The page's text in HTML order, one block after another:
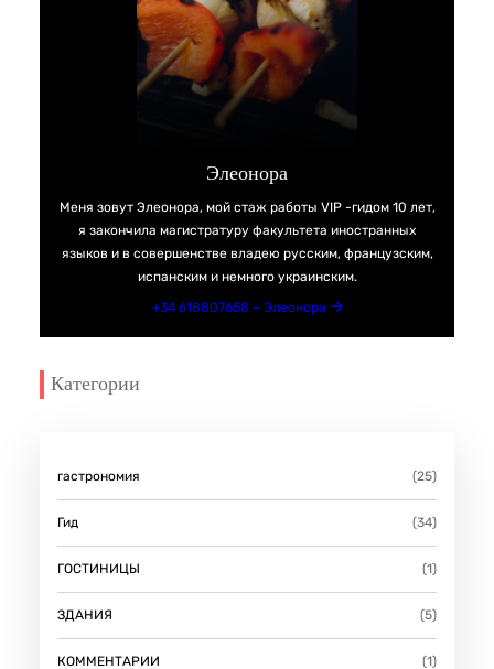
Элеонора
Меня зовут Элеонора, мой стаж работы VIP -гидом 10 лет,
я закончила магистратуру факультета иностранных
языков и в совершенстве владею русским, французским,
испанским и немного украинским.
+34 618807658 – Элеонора
Категории
гастрономия (25)
Гид (34)
ГОСТИНИЦЫ (1)
ЗДАНИЯ (5)
КОММЕНТАРИИ (1)